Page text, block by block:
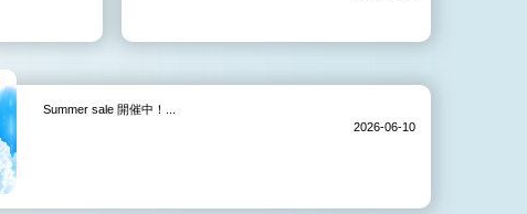
Summer sale 開催中！...
2026-06-10